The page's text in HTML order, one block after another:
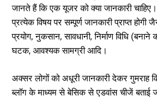
जानते हैं कि एक यूजर को क्या जानकारी
प्रत्येक विषय पर सम्पूर्ण जानकारी प्राप्त
प्रयोग, नुकसान, सावधानी, निर्माण विधि
घटक, आवश्यक सामग्री आदि।
अक्सर लोगों को अधूरी जानकारी देकर गुमराह
ब्लॉग के माध्यम से बेसिक से एडवांस चीजें बताई